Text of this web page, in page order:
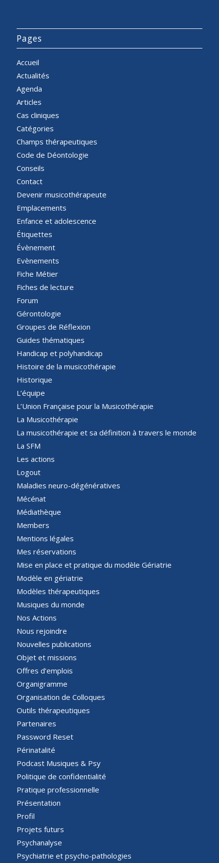
Pages
Accueil
Actualités
Agenda
Articles
Cas cliniques
Catégories
Champs thérapeutiques
Code de Déontologie
Conseils
Contact
Devenir musicothérapeute
Emplacements
Enfance et adolescence
Étiquettes
Évènement
Evènements
Fiche Métier
Fiches de lecture
Forum
Gérontologie
Groupes de Réflexion
Guides thématiques
Handicap et polyhandicap
Histoire de la musicothérapie
Historique
L’équipe
L’Union Française pour la Musicothérapie
La Musicothérapie
La musicothérapie et sa définition à travers le monde
La SFM
Les actions
Logout
Maladies neuro-dégénératives
Mécénat
Médiathèque
Members
Mentions légales
Mes réservations
Mise en place et pratique du modèle Gériatrie
Modèle en gériatrie
Modèles thérapeutiques
Musiques du monde
Nos Actions
Nous rejoindre
Nouvelles publications
Objet et missions
Offres d’emplois
Organigramme
Organisation de Colloques
Outils thérapeutiques
Partenaires
Password Reset
Périnatalité
Podcast Musiques & Psy
Politique de confidentialité
Pratique professionnelle
Présentation
Profil
Projets futurs
Psychanalyse
Psychiatrie et psycho-pathologies